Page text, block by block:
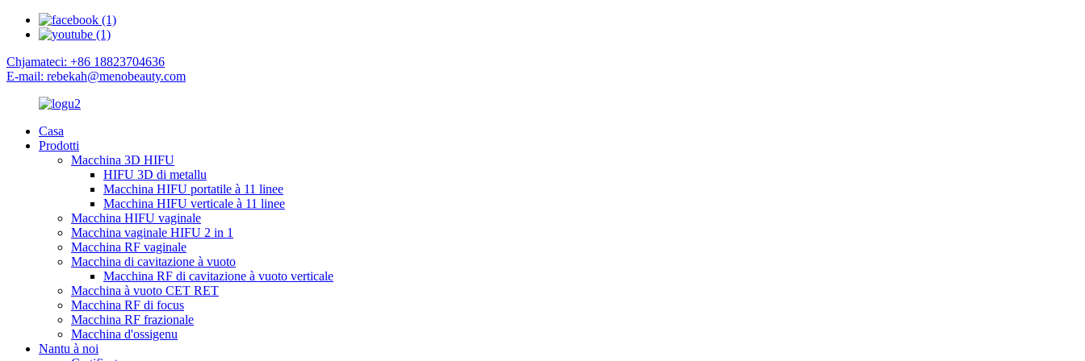
Chjamateci: +86 18823704636
E-mail: rebekah@menobeauty.com
Casa
Prodotti
Macchina 3D HIFU
HIFU 3D di metallu
Macchina HIFU portatile à 11 linee
Macchina HIFU verticale à 11 linee
Macchina HIFU vaginale
Macchina vaginale HIFU 2 in 1
Macchina RF vaginale
Macchina di cavitazione à vuoto
Macchina RF di cavitazione à vuoto verticale
Macchina à vuoto CET RET
Macchina RF di focus
Macchina RF frazionale
Macchina d'ossigenu
Nantu à noi